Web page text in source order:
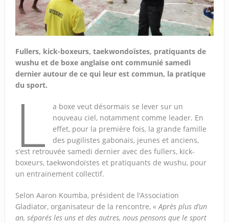
Fullers, kick-boxeurs, taekwondoïstes, pratiquants de
wushu et de boxe anglaise ont communié samedi
dernier autour de ce qui leur est commun, la pratique
du sport.
L
a boxe veut désormais se lever sur un
nouveau ciel, notamment comme leader. En
effet, pour la première fois, la grande famille
des pugilistes gabonais, jeunes et anciens,
s’est retrouvée samedi dernier avec des fullers, kick-
boxeurs, taekwondoïstes et pratiquants de wushu, pour
un entrainement collectif.
Selon Aaron Koumba, président de l’Association
Gladiator, organisateur de la rencontre, « Après plus d’un
an, séparés les uns et des autres, nous pensons que le sport